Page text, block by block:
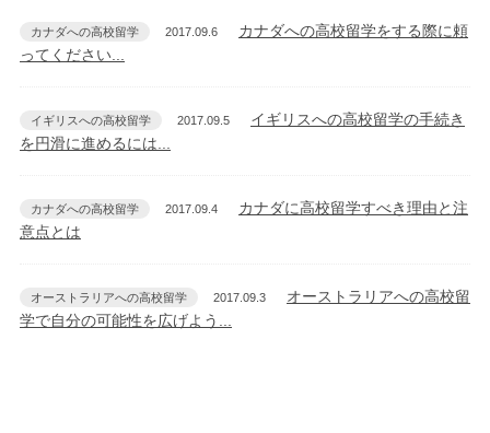
カナダへの高校留学 2017.09.6
カナダへの高校留学をする際に頼
ってください...
イギリスへの高校留学 2017.09.5
イギリスへの高校留学の手続き
を円滑に進めるには...
カナダへの高校留学 2017.09.4
カナダに高校留学すべき理由と注
意点とは
オーストラリアへの高校留学 2017.09.3
オーストラリアへの高校留
学で自分の可能性を広げよう...